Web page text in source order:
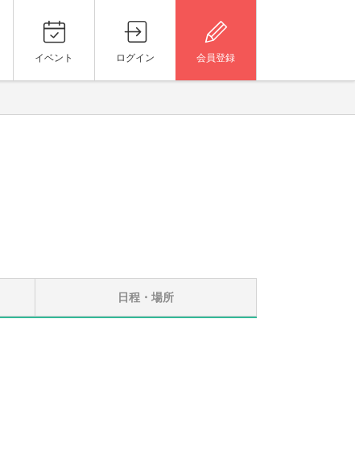
イベント ログイン 会員登録
日程・場所